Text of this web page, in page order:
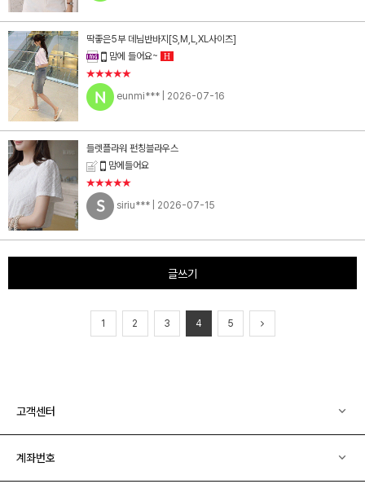
딱좋은5부 데님반바지[S,M,L,XL사이즈]
맘에 들어요~
H
★★★★★
eunmi***
| 2026-07-16
들렛플라워 펀칭블라우스
맘에들어요
★★★★★
siriu***
| 2026-07-15
글쓰기
1 2 3 4 5
고객센터
계좌번호